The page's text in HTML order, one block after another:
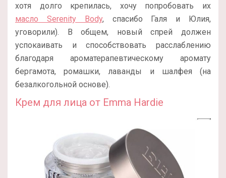
хотя долго крепилась, хочу попробовать их
масло Serenity Body, спасибо Галя и Юлия,
уговорили). В общем, новый спрей должен
успокаивать и способствовать расслаблению
благодаря ароматерапевтическому аромату
бергамота, ромашки, лаванды и шалфея (на
безалкогольной основе).
Крем для лица от Emma Hardie